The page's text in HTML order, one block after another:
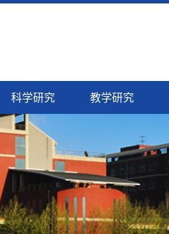
科学研究 教学研究